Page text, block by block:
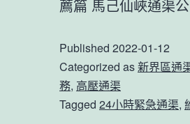
薦篇 馬己仙峽通渠
Published 2022-01-12
Categorized as新界區通
務, 高壓通渠
Tagged 24小時緊急通渠,